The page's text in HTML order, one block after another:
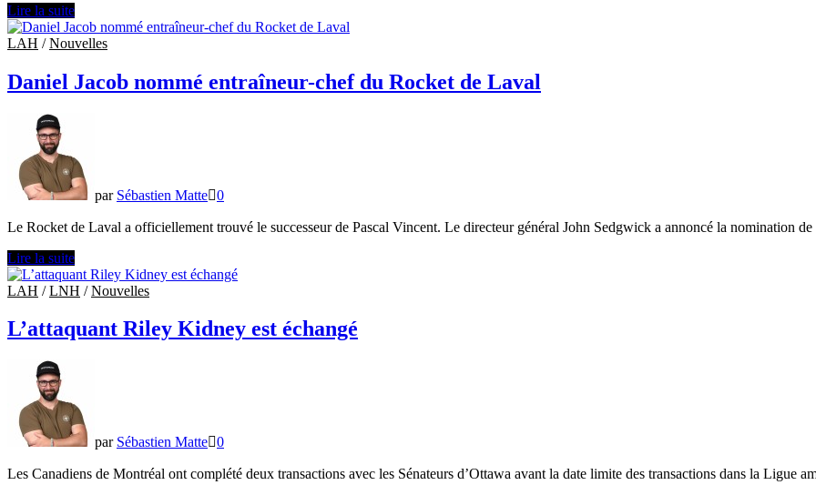
Israël
Mianscum
signe
contrat
à
volets
Rocket
Lire la suite
LAH /Nouvelles
Daniel Jacob nommé entraîneur-chef du Rocket de Laval
par Sébastien Matte 0
Le Rocket de Laval a officiellement trouvé le successeur de Pascal Vincent. Le directeur général John Sedgwick a annoncé la nomination
Daniel
Jacob
nommé
chef
du
Laval
Lire la suite
LAH /LNH /Nouvelles
L’attaquant Riley Kidney est échangé
par Sébastien Matte 0
Les Canadiens de Montréal ont complété deux transactions avec les Sénateurs d’Ottawa avant la date limite des transactions dans la Ligue